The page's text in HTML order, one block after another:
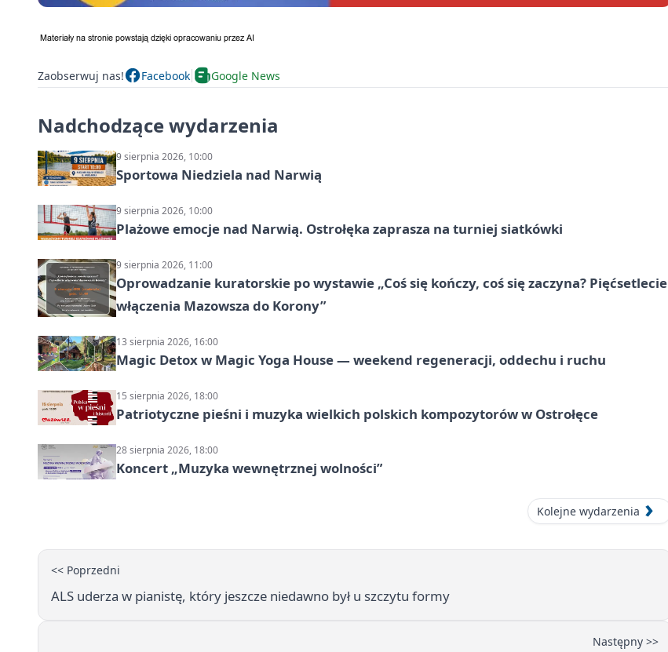
Zaobserwuj nas! Facebook Google News
Nadchodzące wydarzenia
9 sierpnia 2026, 10:00
Sportowa Niedziela nad Narwią
9 sierpnia 2026, 10:00
Plażowe emocje nad Narwią. Ostrołęka zaprasza na turniej siatkówki
9 sierpnia 2026, 11:00
Oprowadzanie kuratorskie po wystawie „Coś się kończy, coś się zaczyna? Pięćsetlecie
włączenia Mazowsza do Korony”
13 sierpnia 2026, 16:00
Magic Detox w Magic Yoga House — weekend regeneracji, oddechu i ruchu
15 sierpnia 2026, 18:00
Patriotyczne pieśni i muzyka wielkich polskich kompozytorów w Ostrołęce
28 sierpnia 2026, 18:00
Koncert „Muzyka wewnętrznej wolności”
Kolejne wydarzenia
<< Poprzedni
ALS uderza w pianistę, który jeszcze niedawno był u szczytu formy
Następny >>